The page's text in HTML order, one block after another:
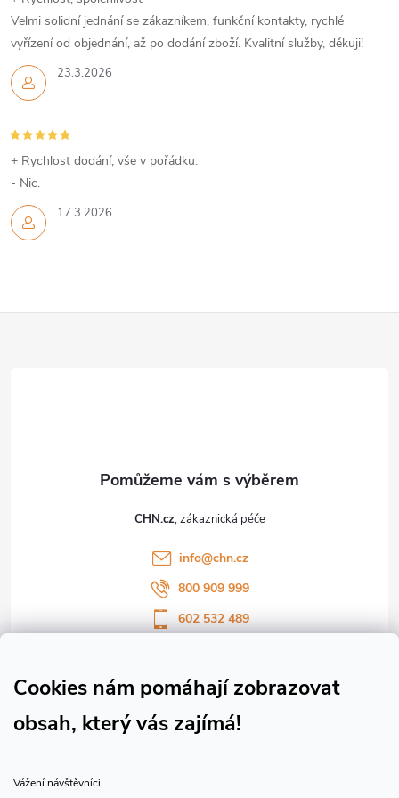
Cookies nám pomáhají zobrazovat
obsah, který vás zajímá!
Vážení návštěvníci,
p
r
k
y
v
23.3.2026
Velmi solidní jednání se zákazníkem, funkční kontakty, rychlé
vyřízení od objednání, až po dodání zboží. Kvalitní služby, děkuji!
17.3.2026
+ Rychlost dodání, vše v pořádku.
- Nic.
CHN.cz
info@chn.cz
800 909 999
602 532 489
Sledujte náš vlog CHN_CZ